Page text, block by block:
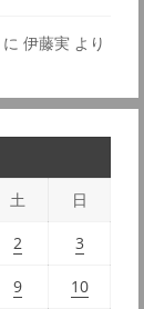
に 伊藤実 より
土 日
2 3
9 10